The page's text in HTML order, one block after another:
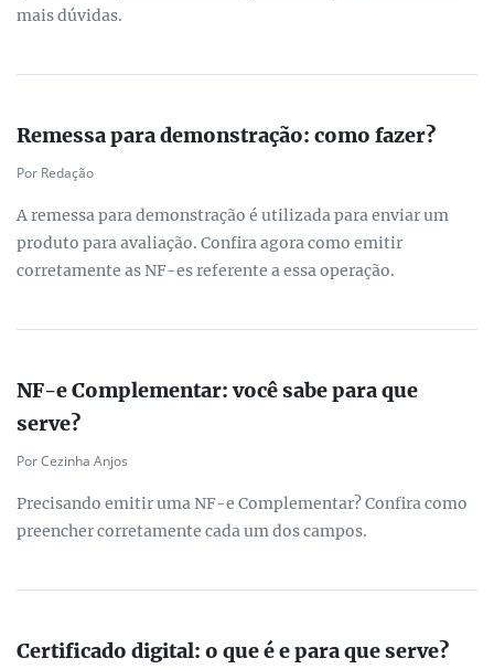
mais dúvidas.
Remessa para demonstração: como fazer?
Por Redação
A remessa para demonstração é utilizada para enviar um
produto para avaliação. Confira agora como emitir
corretamente as NF-es referente a essa operação.
NF-e Complementar: você sabe para que
serve?
Por Cezinha Anjos
Precisando emitir uma NF-e Complementar? Confira como
preencher corretamente cada um dos campos.
Certificado digital: o que é e para que serve?